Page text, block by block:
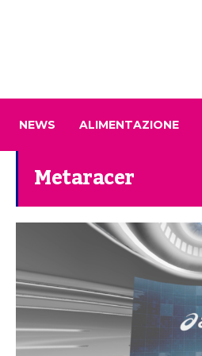
NEWS ALIMENTAZIONE
Metaracer